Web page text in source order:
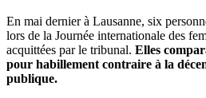
En mai dernier à Lausanne, six
lors de la Journée internationale des
acquittées par le tribunal. Elles
pour habillement contraire à la
publique.